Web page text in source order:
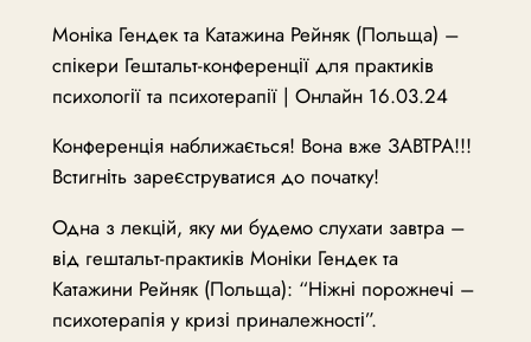
Моніка Гендек та Катажина Рейняк (Польща) –
спікери Гештальт-конференції для практиків
психології та психотерапії | Онлайн 16.03.24
Конференція наближається! Вона вже ЗАВТРА!!!
Встигніть зареєструватися до початку!
Одна з лекцій, яку ми будемо слухати завтра –
від гештальт-практиків Моніки Гендек та
Катажини Рейняк (Польща): “Ніжні порожнечі –
психотерапія у кризі приналежності”.